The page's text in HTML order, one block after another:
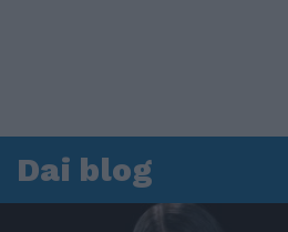
Dai blog